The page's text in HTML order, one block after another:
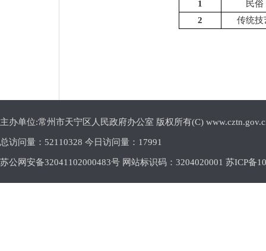
1
民俗
2
传统技
主办单位:常州市天宁区人民政府办公室 版权所有(C)
总访问量： 52110328 今日访问量： 17991
苏公网安备32041102000483号 网站标识码：3204020001 苏ICP备